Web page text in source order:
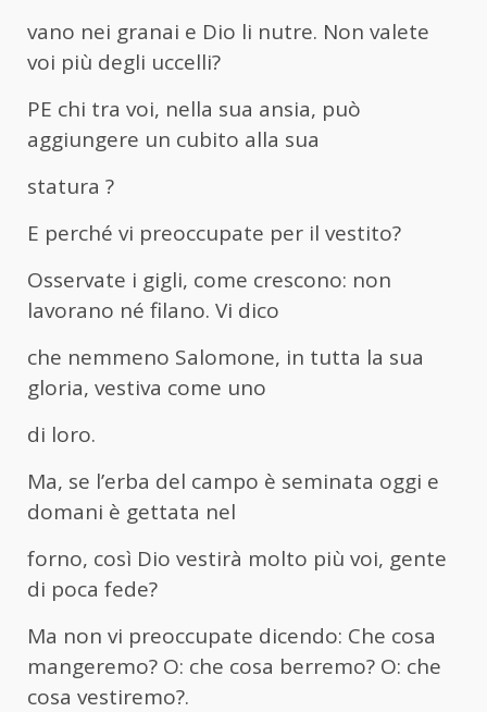
vano nei granai e Dio li nutre. Non valete
voi più degli uccelli?
PE chi tra voi, nella sua ansia, può
aggiungere un cubito alla sua
statura ?
E perché vi preoccupate per il vestito?
Osservate i gigli, come crescono: non
lavorano né filano. Vi dico
che nemmeno Salomone, in tutta la sua
gloria, vestiva come uno
di loro.
Ma, se l’erba del campo è seminata oggi e
domani è gettata nel
forno, così Dio vestirà molto più voi, gente
di poca fede?
Ma non vi preoccupate dicendo: Che cosa
mangeremo? O: che cosa berremo? O: che
cosa vestiremo?.